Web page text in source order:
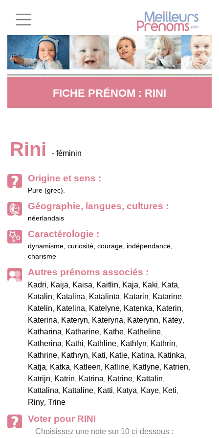
FICHE PRÉNOM : RINI
Rini - féminin
Origine et sens :
Pure (grec).
Géographie, langues, cultures :
néerlandais
Caractérologie :
dynamisme, curiosité, courage, indépendance,
charisme
Autres prénoms associés :
Kadri, Kaija, Kaisa, Kaitlin, Kaja, Kaki, Kata,
Katalin, Katalina, Katalinta, Katarin, Katarine,
Katelin, Katelina, Katelyne, Katenka, Katerin,
Katerina, Kateryn, Kateryna, Katerynn, Katey,
Katharina, Katharine, Kathe, Katheline,
Katherina, Kathi, Kathline, Kathlyn, Kathrin,
Kathrine, Kathryn, Kati, Katie, Katina, Katinka,
Katja, Katka, Katleen, Katline, Katlyne, Katrien,
Katrijn, Katrin, Katrina, Katrine, Kattalin,
Kattalina, Kattaline, Katti, Katya, Kaye, Keti,
Riny, Trine
Voter pour RINI
Choisissez une note sur 10 ci-dessous :